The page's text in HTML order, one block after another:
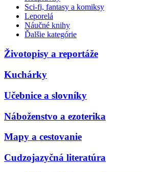
Sci-fi, fantasy a komiksy
Leporelá
Náučné knihy
Ďalšie kategórie
Životopisy a reportáže
Kuchárky
Učebnice a slovníky
Náboženstvo a ezoterika
Mapy a cestovanie
Cudzojazyčná literatúra